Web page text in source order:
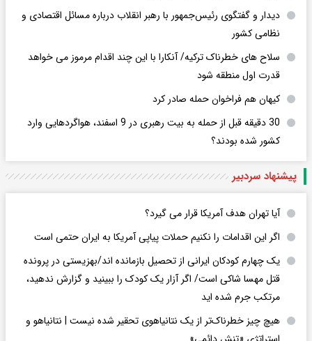
دیدار و گفتگوی رئیس‌جمهور با رهبر انقلاب درباره مسائل اقتصادی و
نظامی کشور
سلاح های خطرناک ترکیه/ آنکارا با این چند اقدام مرموز می خواهد
قدرت اول منطقه شود
کیهان هم فراخوان حمله صادر کرد
30 دقیقه قبل از حمله به بیت رهبری در 9 اسفند، هواگردهایی وارد
کشور شده بودند؟
پیشنهاد سردبیر
آیا تهران هدف آمریکا قرار می گیرد؟
اگر این اقدامات را نکنیم حملات پیاپی آمریکا به ایران حتمی است
یک چهارم کودکان ایرانی از تحصیل بازمانده اند/بهزیستی در پرونده
قتل مهسا شاکی است/ اگر آزار یک کودک را ببینید و گزارش ندهید،
مرتکب جرم شده اید
هیچ چیز خطرناک‌تر از یک نتانیاهوی تحقیر شده نیست | نتانیاهو و